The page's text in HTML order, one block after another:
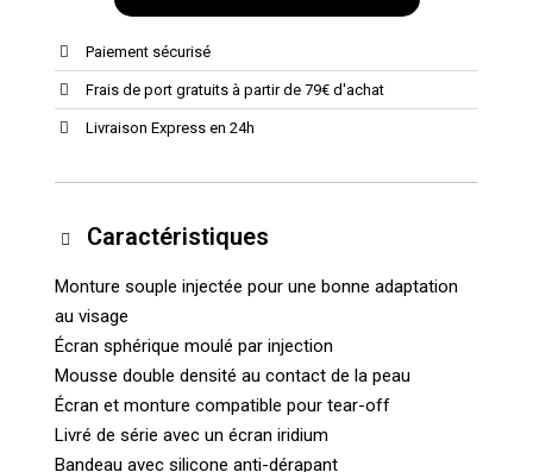
Paiement sécurisé
Frais de port gratuits à partir de 79€ d'achat
Livraison Express en 24h
Caractéristiques
Monture souple injectée pour une bonne adaptation
au visage
Écran sphérique moulé par injection
Mousse double densité au contact de la peau
Écran et monture compatible pour tear-off
Livré de série avec un écran iridium
Bandeau avec silicone anti-dérapant